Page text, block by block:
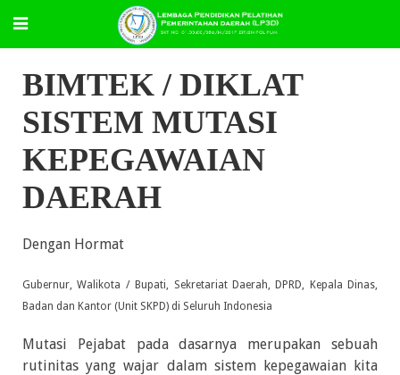
BIMTEK / DIKLAT
SISTEM MUTASI
KEPEGAWAIAN
DAERAH
Dengan Hormat
Gubernur, Walikota / Bupati, Sekretariat Daerah, DPRD, Kepala Dinas,
Badan dan Kantor (Unit SKPD) di Seluruh Indonesia
Mutasi Pejabat pada dasarnya merupakan sebuah
rutinitas yang wajar dalam sistem kepegawaian kita